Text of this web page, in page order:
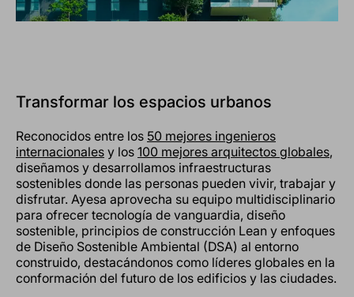
Transformar los espacios urbanos
Reconocidos entre los 50 mejores ingenieros
internacionales y los 100 mejores arquitectos globales,
diseñamos y desarrollamos infraestructuras
sostenibles donde las personas pueden vivir, trabajar y
disfrutar. Ayesa aprovecha su equipo multidisciplinario
para ofrecer tecnología de vanguardia, diseño
sostenible, principios de construcción Lean y enfoques
de Diseño Sostenible Ambiental (DSA) al entorno
construido, destacándonos como líderes globales en la
conformación del futuro de los edificios y las ciudades.